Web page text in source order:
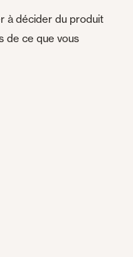
à décider du produit
de ce que vous